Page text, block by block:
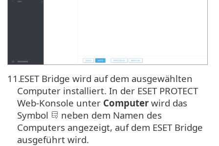
11.ESET Bridge wird auf dem ausgewählten
Computer installiert. In der ESET PROTECT
Web-Konsole unter Computer wird das
Symbol
neben dem Namen des
Computers angezeigt, auf dem ESET Bridge
ausgeführt wird.